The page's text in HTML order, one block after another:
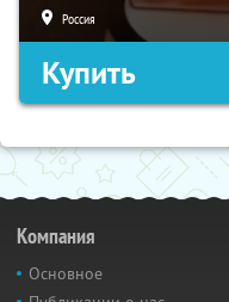
Россия
Купить
Компания
Основное